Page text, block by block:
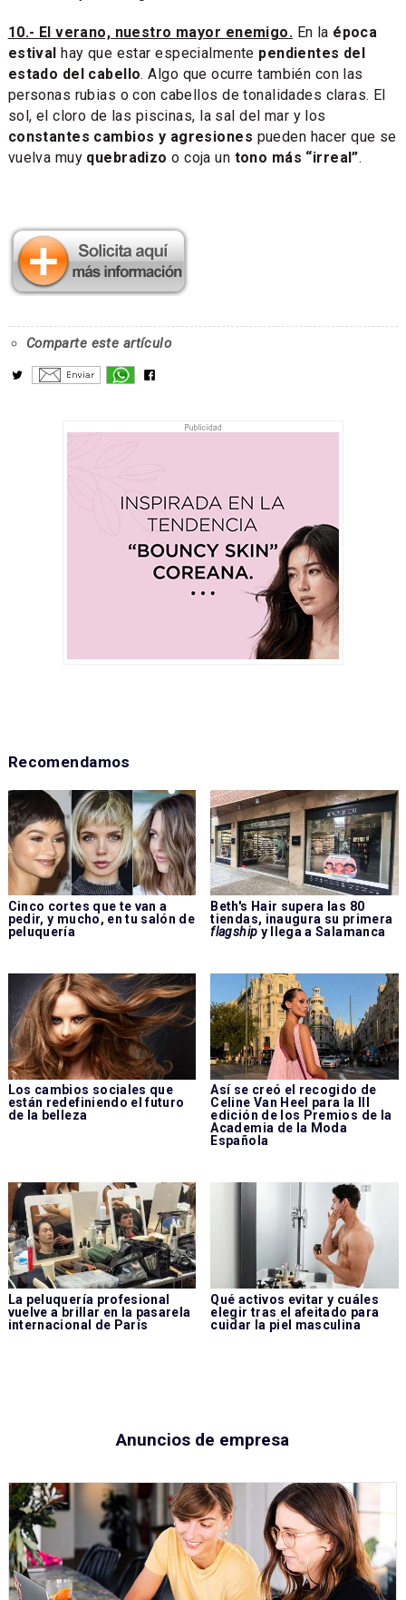
10.- El verano, nuestro mayor enemigo. En la época
estival hay que estar especialmente pendientes del
estado del cabello. Algo que ocurre también con las
personas rubias o con cabellos de tonalidades claras. El
sol, el cloro de las piscinas, la sal del mar y los
constantes cambios y agresiones pueden hacer que se
vuelva muy quebradizoo coja un tono más “irreal”.
Comparte este artículo
Recomendamos
Cinco cortes que te van a
pedir, y mucho, en tu salón de
peluquería
Beth's Hair supera las 80
tiendas, inaugura su primera
flagship y llega a Salamanca
Los cambios sociales que
están redefiniendo el futuro
de la belleza
Así se creó el recogido de
Celine Van Heel para la III
edición de los Premios de la
Academia de la Moda
Española
La peluquería profesional
vuelve a brillar en la pasarela
internacional de París
Qué activos evitar y cuáles
elegir tras el afeitado para
cuidar la piel masculina
Anuncios de empresa